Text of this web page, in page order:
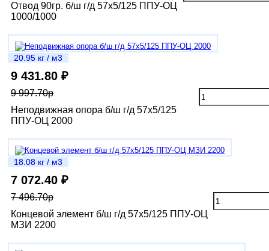
Отвод 90гр. б/ш г/д 57х5/125 ППУ-ОЦ
1000/1000
20.95 кг / м3
9 431.80 ₽
9 997.70р
Неподвижная опора б/ш г/д 57х5/125
ППУ-ОЦ 2000
18.08 кг / м3
7 072.40 ₽
7 496.70р
Концевой элемент б/ш г/д 57х5/125 ППУ-ОЦ
МЗИ 2200